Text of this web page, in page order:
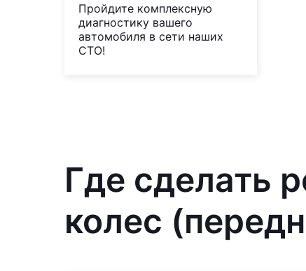
Пройдите комплексную
диагностику вашего
автомобиля в сети наших
СТО!
Где сделать
колес